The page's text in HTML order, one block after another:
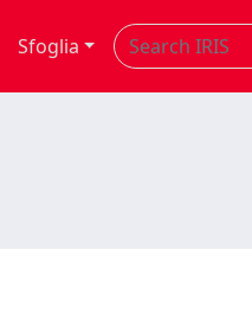
Sfoglia